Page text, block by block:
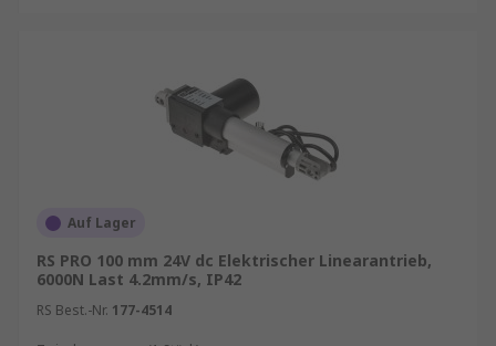
Auf Lager
RS PRO 100 mm 24V dc Elektrischer Linearantrieb,
6000N Last 4.2mm/s, IP42
RS Best.-Nr. 177-4514